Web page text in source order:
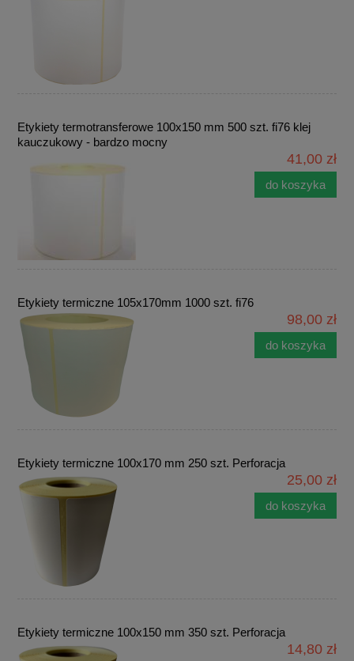
Etykiety termotransferowe 100x150 mm 500 szt. fi76 klej
kauczukowy - bardzo mocny
41,00 zł
do koszyka
Etykiety termiczne 105x170mm 1000 szt. fi76
98,00 zł
do koszyka
Etykiety termiczne 100x170 mm 250 szt. Perforacja
25,00 zł
do koszyka
Etykiety termiczne 100x150 mm 350 szt. Perforacja
14,80 zł